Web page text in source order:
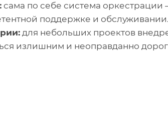
сама по себе система оркестрации
поддержке и обслуживании.
для небольших проектов
излишним и неоправданно